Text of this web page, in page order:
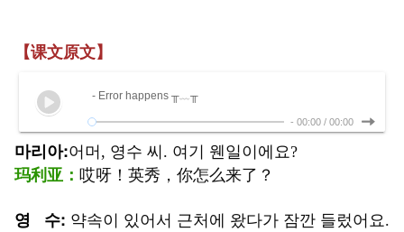
【课文原文】
- Error happens ╥﹏╥
- 00:00 / 00:00
마리아:어머, 영수 씨. 여기 웬일이에요?
玛利亚： 哎呀！英秀，你怎么来了？
영 수: 약속이 있어서 근처에 왔다가 잠깐 들렀어요.